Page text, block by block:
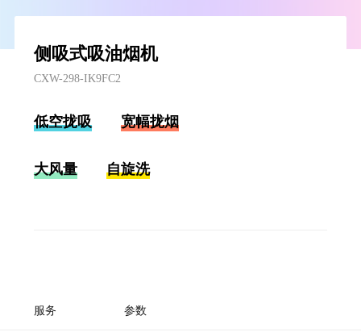
侧吸式吸油烟机
CXW-298-IK9FC2
低空拢吸 宽幅拢烟
大风量 自旋洗
服务 参数